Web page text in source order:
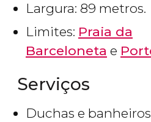
Largura: 89 metros.
Limites: Praia da
Barceloneta e
Serviços
Duchas e